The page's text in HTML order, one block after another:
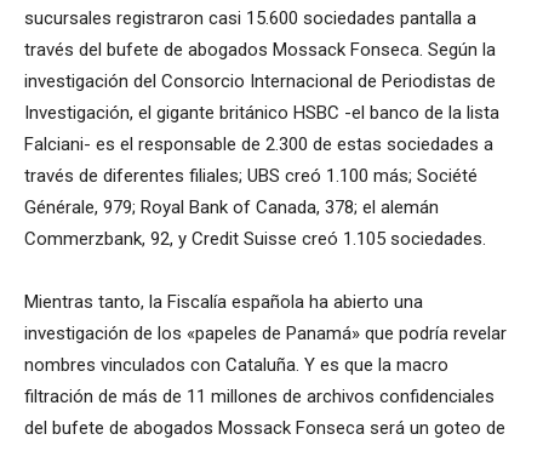
sucursales registraron casi 15.600 sociedades pantalla a
través del bufete de abogados Mossack Fonseca. Según la
investigación del Consorcio Internacional de Periodistas de
Investigación, el gigante británico HSBC -el banco de la lista
Falciani- es el responsable de 2.300 de estas sociedades a
través de diferentes filiales; UBS creó 1.100 más; Société
Générale, 979; Royal Bank of Canada, 378; el alemán
Commerzbank, 92, y Credit Suisse creó 1.105 sociedades.
Mientras tanto, la Fiscalía española ha abierto una
investigación de los «papeles de Panamá» que podría revelar
nombres vinculados con Cataluña. Y es que la macro
filtración de más de 11 millones de archivos confidenciales
del bufete de abogados Mossack Fonseca será un goteo de